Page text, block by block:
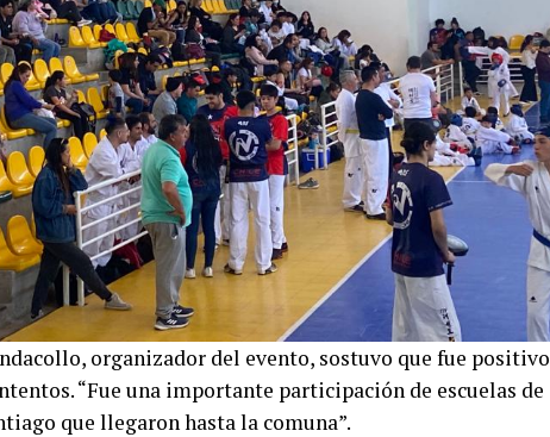
organizador del evento, sostuvo que fue positivo
“Fue una importante participación de escuelas de
que llegaron hasta la comuna”.